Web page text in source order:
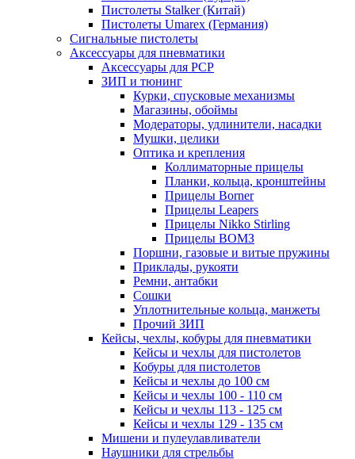
Пистолеты Stalker (Китай)
Пистолеты Umarex (Германия)
Сигнальные пистолеты
Аксессуары для пневматики
Аксессуары для PCP
ЗИП и тюнинг
Курки, спусковые механизмы
Магазины, обоймы
Модераторы, удлинители, насадки
Мушки, целики
Оптика и крепления
Коллиматорные прицелы
Планки, кольца, кронштейны
Прицелы Borner
Прицелы Leapers
Прицелы Nikko Stirling
Прицелы ВОМЗ
Поршни, газовые и витые пружины
Приклады, рукояти
Ремни, антабки
Сошки
Уплотнительные кольца, манжеты
Прочий ЗИП
Кейсы, чехлы, кобуры для пневматики
Кейсы и чехлы для пистолетов
Кобуры для пистолетов
Кейсы и чехлы до 100 см
Кейсы и чехлы 100 - 110 см
Кейсы и чехлы 113 - 125 см
Кейсы и чехлы 129 - 135 см
Мишени и пулеулавливатели
Наушники для стрельбы